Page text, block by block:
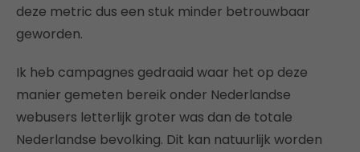
deze metric dus een stuk minder betrouwbaar
geworden.
Ik heb campagnes gedraaid waar het op deze
manier gemeten bereik onder Nederlandse
webusers letterlijk groter was dan de totale
Nederlandse bevolking. Dit kan natuurlijk worden